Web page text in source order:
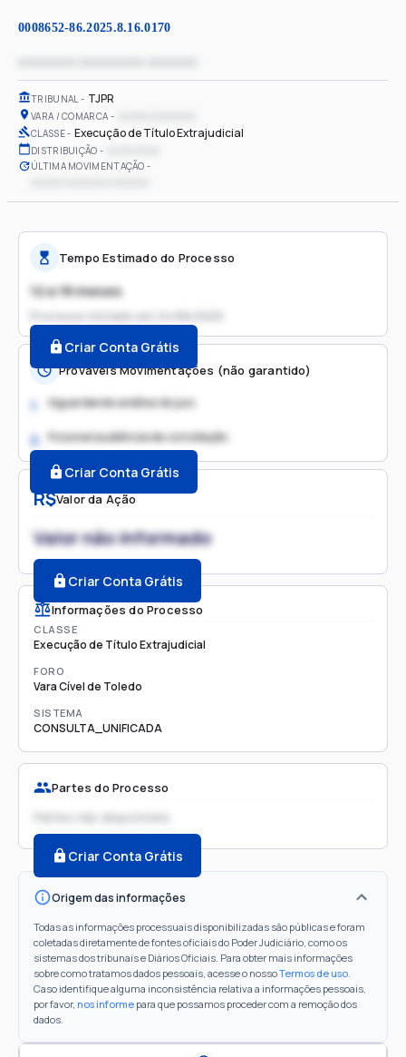
0008652-86.2025.8.16.0170
TRIBUNAL TJPR
VARA / COMARCA
CLASSE Execução de Título Extrajudicial
DISTRIBUIÇÃO
ÚLTIMA MOVIMENTAÇÃO
R$Valor da Ação
Valor não informado
Criar Conta Grátis
Informações do Processo
CLASSE
Execução de Título Extrajudicial
FORO
Vara Cível de Toledo
SISTEMA
CONSULTA_UNIFICADA
Partes do Processo
Partes não disponíveis
Criar Conta Grátis
Origem das informações
Todas as informações processuais disponibilizadas são públicas e foram
coletadas diretamente de fontes oficiais do Poder Judiciário, como os
sistemas dos tribunais e Diários Oficiais. Para obter mais informações
sobre como tratamos dados pessoais, acesse o nossoTermos de uso.
Caso identifique alguma inconsistência relativa a informações pessoais,
por favor, nos informe para que possamos proceder com a remoção dos
dados.
Tempo Estimado do Processo
12 a 18 meses
Processo iniciado em
Criar Conta Grátis
Prováveis Movimentações (não garantido)
1. Aguardando análise do juiz
2. Possível audiência de conciliação
Criar Conta Grátis